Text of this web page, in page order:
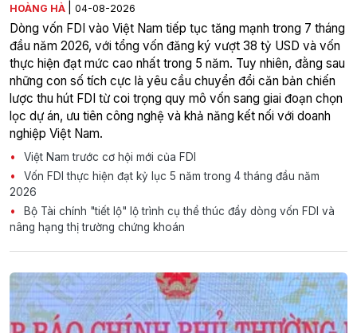
HOÀNG HÀ 04-08-2026
Dòng vốn FDI vào Việt Nam tiếp tục tăng mạnh trong 7 tháng
đầu năm 2026, với tổng vốn đăng ký vượt 38 tỷ USD và vốn
thực hiện đạt mức cao nhất trong 5 năm. Tuy nhiên, đằng sau
những con số tích cực là yêu cầu chuyển đổi căn bản chiến
lược thu hút FDI từ coi trọng quy mô vốn sang giai đoạn chọn
lọc dự án, ưu tiên công nghệ và khả năng kết nối với doanh
nghiệp Việt Nam.
Việt Nam trước cơ hội mới của FDI
Vốn FDI thực hiện đạt kỷ lục 5 năm trong 4 tháng đầu năm
2026
Bộ Tài chính "tiết lộ" lộ trình cụ thể thúc đẩy dòng vốn FDI và
nâng hạng thị trường chứng khoán